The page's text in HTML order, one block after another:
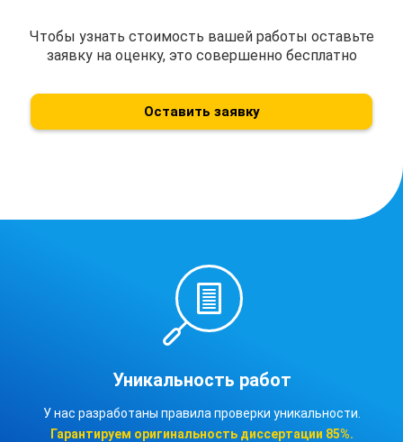
Чтобы узнать стоимость вашей работы оставьте
заявку на оценку, это совершенно бесплатно
Оставить заявку
Уникальность работ
У нас разработаны правила проверки уникальности.
Гарантируем оригинальность диссертации 85%.